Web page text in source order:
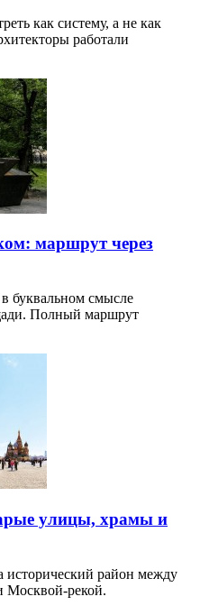
как систему, а не как
работали
маршрут через
буквальном смысле
Полный маршрут
улицы, храмы и
район между
Москвой-рекой.